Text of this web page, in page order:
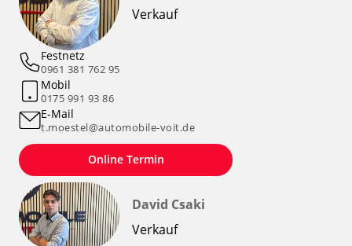
Verkauf
Festnetz
0961 381 762 95
Mobil
0175 991 93 86
E-Mail
t.moestel@automobile-voit.de
Online Termin
David Csaki
Verkauf